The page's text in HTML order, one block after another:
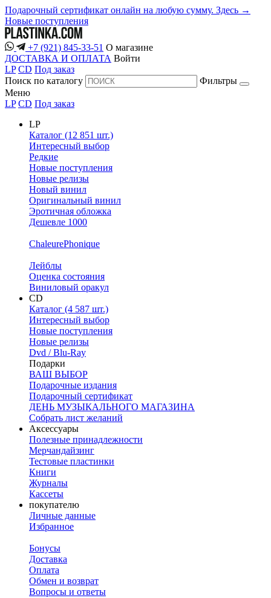
Подарочный сертификат онлайн на любую сумму. Здесь →
Новые поступления
+7 (921) 845-33-51 О магазине
ДОСТАВКА И ОПЛАТА Войти
LP CD Под заказ
Поиск по каталогу
Фильтры
Меню
LP CD Под заказ
LP
Каталог (12 851 шт.)
Интересный выбор
Редкие
Новые поступления
Новые релизы
Новый винил
Оригинальный винил
Эротичная обложка
Дешевле 1000
ChaleurePhonique
Лейблы
Оценка состояния
Виниловый оракул
CD
Каталог (4 587 шт.)
Интересный выбор
Новые поступления
Новые релизы
Dvd / Blu-Ray
Подарки
ВАШ ВЫБОР
Подарочные издания
Подарочный сертификат
ДЕНЬ МУЗЫКАЛЬНОГО МАГАЗИНА
Собрать лист желаний
Аксессуары
Полезные принадлежности
Мерчандайзинг
Тестовые пластинки
Книги
Журналы
Кассеты
покупателю
Личные данные
Избранное
Бонусы
Доставка
Оплата
Обмен и возврат
Вопросы и ответы